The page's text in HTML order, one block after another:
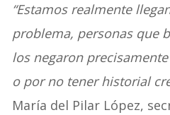
“Estamos realmente
problema, personas que
los negaron
o por no tener historial
María del Pilar López,